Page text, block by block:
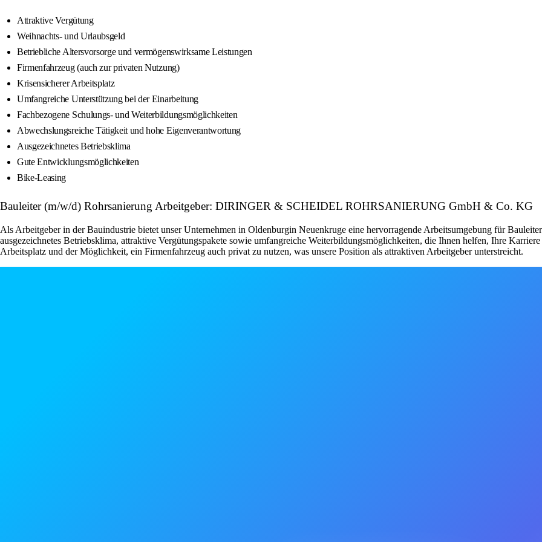
Attraktive Vergütung
Weihnachts- und Urlaubsgeld
Betriebliche Altersvorsorge und vermögenswirksame Leistungen
Firmenfahrzeug (auch zur privaten Nutzung)
Krisensicherer Arbeitsplatz
Umfangreiche Unterstützung bei der Einarbeitung
Fachbezogene Schulungs- und Weiterbildungsmöglichkeiten
Abwechslungsreiche Tätigkeit und hohe Eigenverantwortung
Ausgezeichnetes Betriebsklima
Gute Entwicklungsmöglichkeiten
Bike-Leasing
Bauleiter (m/w/d) Rohrsanierung Arbeitgeber: DIRINGER & SCHEIDEL ROHRSANIERUNG GmbH & Co. KG
Als Arbeitgeber in der Bauindustrie bietet unser Unternehmen in Oldenburgin Neuenkruge eine hervorragende Arbeitsumgebung für
ausgezeichnetes Betriebsklima, attraktive Vergütungspakete sowie umfangreiche Weiterbildungsmöglichkeiten, die Ihnen helfen, Ihre
Arbeitsplatz und der Möglichkeit, ein Firmenfahrzeug auch privat zu nutzen, was unsere Position als attraktiven Arbeitgeber unterstreicht.